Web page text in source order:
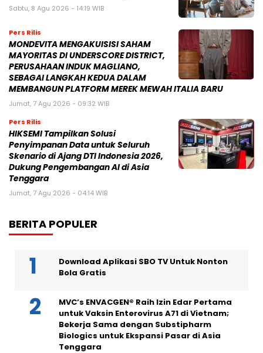
Sabtu, 8 Agu 2026 - 14:19 WIB
Pers Rilis
MONDEVITA MENGAKUISISI SAHAM
MAYORITAS DI UNDERSCORE DISTRICT,
PERUSAHAAN INDUK MAGLIANO,
SEBAGAI LANGKAH KEDUA DALAM
MEMBANGUN PLATFORM MEREK MEWAH ITALIA BARU
Jumat, 7 Agu 2026 - 09:32 WIB
Pers Rilis
HIKSEMI Tampilkan Solusi
Penyimpanan Data untuk Seluruh
Skenario di Ajang DTI Indonesia 2026,
Dukung Pengembangan AI di Asia
Tenggara
Jumat, 7 Agu 2026 - 04:14 WIB
BERITA POPULER
Download Aplikasi SBO TV Untuk Nonton
Bola Gratis
MVC’s ENVACGEN® Raih Izin Edar Pertama
untuk Vaksin Enterovirus A71 di Vietnam;
Bekerja Sama dengan Substipharm
Biologics untuk Ekspansi Pasar di Asia
Tenggara